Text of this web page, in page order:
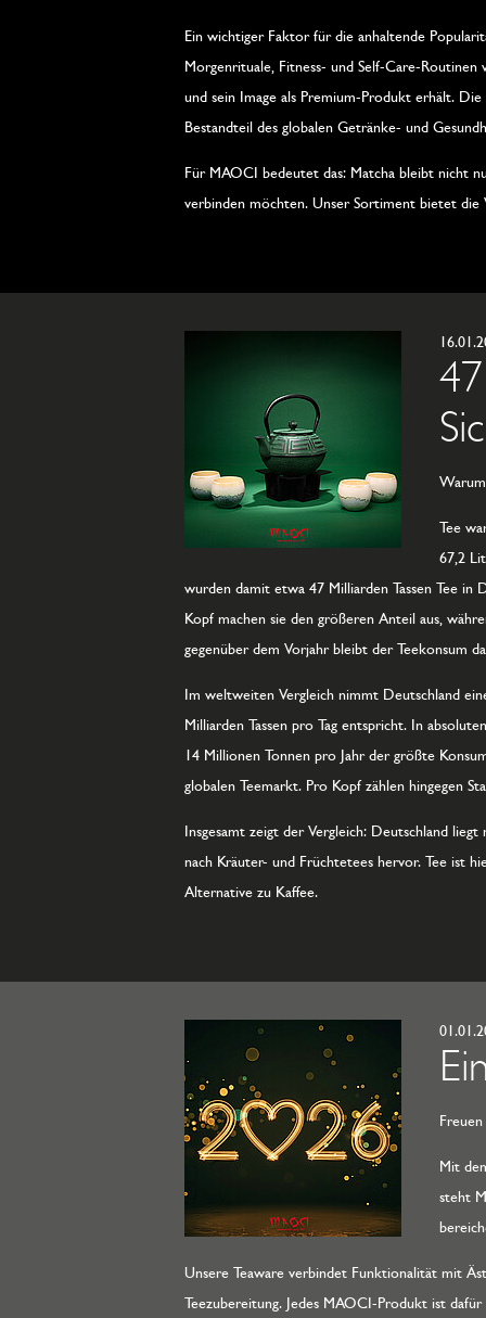
Ein wichtiger Faktor für die anhaltende
Morgenrituale, Fitness- und Self-Care-
und sein Image als Premium-Produkt erhält.
Bestandteil des globalen Getränke- und
Für MAOCI bedeutet das: Matcha bleibt nicht
verbinden möchten. Unser Sortiment bietet
Tee
67,2
wurden damit etwa 47 Milliarden Tassen Tee
Kopf machen sie den größeren Anteil aus,
gegenüber dem Vorjahr bleibt der Teekonsum
Im weltweiten Vergleich nimmt Deutschland
Milliarden Tassen pro Tag entspricht. In
14 Millionen Tonnen pro Jahr der größte
globalen Teemarkt. Pro Kopf zählen hingegen
Insgesamt zeigt der Vergleich: Deutschland
nach Kräuter- und Früchtetees hervor. Tee ist
Alternative zu Kaffee.
Mit
steht
Unsere Teaware verbindet Funktionalität mit
Teezubereitung. Jedes MAOCI-Produkt ist